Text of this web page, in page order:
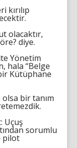
kırılıp
olacaktır,
diye.
Yönetim
hala “Belge
Kütüphane
bir tanım
Uçuş
sorumlu
pilot